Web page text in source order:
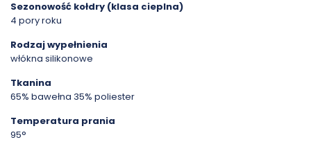
Sezonowość kołdry (klasa cieplna)
4 pory roku
Rodzaj wypełnienia
włókna silikonowe
Tkanina
65% bawełna 35% poliester
Temperatura prania
95°